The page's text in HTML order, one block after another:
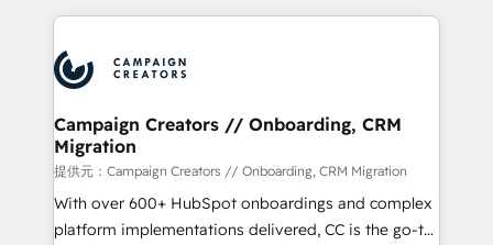
record of business transformation, our growth-first
approach has helped brands dominate their
onboarding and implementation, web design, sales
extensive experience working with tech companies
and manufacturers since 2002, we are committed to
empowering our clients and developing their
autonomy. Get to grips with HubSpot through
guided implementation and seamless integration of
the CRM platform into your digital ecosystem. Would
you like support in deploying your inbound
Campaign Creators // Onboarding, CRM
Migration
提供元：Campaign Creators // Onboarding, CRM Migration
With over 600+ HubSpot onboardings and complex
platform implementations delivered, CC is the go-to